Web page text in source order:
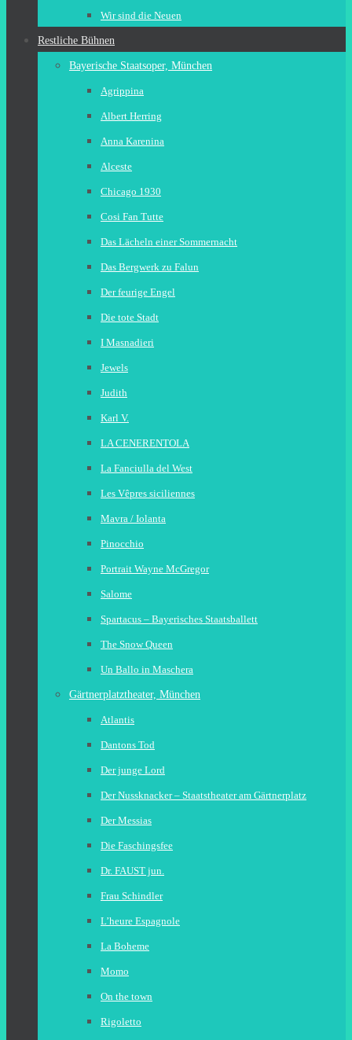
Wir sind die Neuen
Restliche Bühnen
Bayerische Staatsoper, München
Agrippina
Albert Herring
Anna Karenina
Alceste
Chicago 1930
Cosi Fan Tutte
Das Lächeln einer Sommernacht
Das Bergwerk zu Falun
Der feurige Engel
Die tote Stadt
I Masnadieri
Jewels
Judith
Karl V.
LA CENERENTOLA
La Fanciulla del West
Les Vêpres siciliennes
Mavra / Iolanta
Pinocchio
Portrait Wayne McGregor
Salome
Spartacus – Bayerisches Staatsballett
The Snow Queen
Un Ballo in Maschera
Gärtnerplatztheater, München
Atlantis
Dantons Tod
Der junge Lord
Der Nussknacker – Staatstheater am Gärtnerplatz
Der Messias
Die Faschingsfee
Dr. FAUST jun.
Frau Schindler
L’heure Espagnole
La Boheme
Momo
On the town
Rigoletto